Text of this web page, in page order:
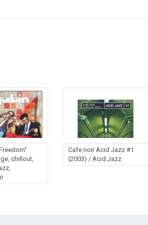
chillout,
Cafe noir Acid Jazz #1
(2003) / Acid Jazz